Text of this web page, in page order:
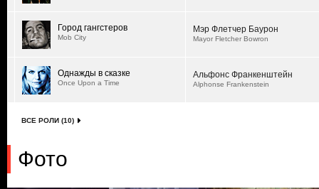
Город гангстеров
Mob City
Мэр Флетчер Баурон
Mayor Fletcher Bowron
Однажды в сказке
Once Upon a Time
Альфонс Франкенштейн
Alphonse Frankenstein
ВСЕ РОЛИ (10)
Фото